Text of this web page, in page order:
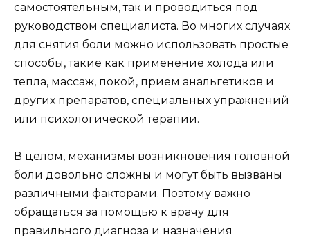
самостоятельным, так и проводиться под
руководством специалиста. Во многих случаях
для снятия боли можно использовать простые
способы, такие как применение холода или
тепла, массаж, покой, прием анальгетиков и
других препаратов, специальных упражнений
или психологической терапии.
В целом, механизмы возникновения головной
боли довольно сложны и могут быть вызваны
различными факторами. Поэтому важно
обращаться за помощью к врачу для
правильного диагноза и назначения